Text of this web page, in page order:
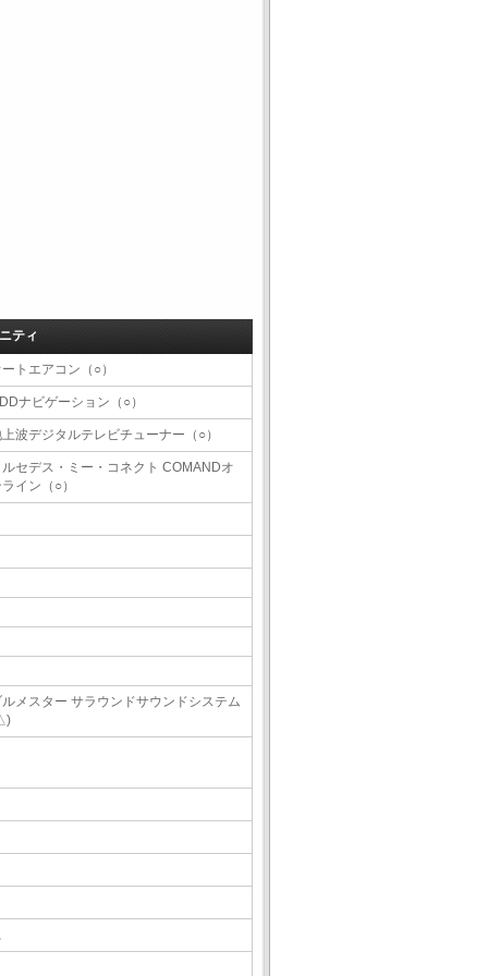
ティ
トエアコン（○）
ナビゲーション（○）
波デジタルテレビチューナー（○）
セデス・ミー・コネクト COMANDオ
イン（○）
メスター サラウンドサウンドシステム